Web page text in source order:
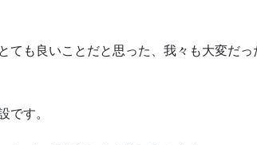
ても良いことだと思った、我々も大変だ
です。